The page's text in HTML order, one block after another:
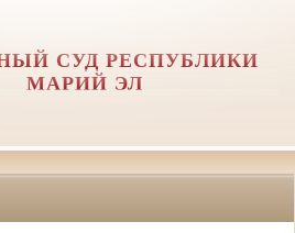
СУД РЕСПУБЛИКИ
МАРИЙ ЭЛ